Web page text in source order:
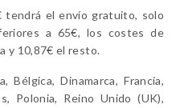
tendrá el envío gratuito, solo
a 65€, los costes de
y 10,87€ el resto.
Bélgica, Dinamarca, Francia,
Polonia, Reino Unido (UK),